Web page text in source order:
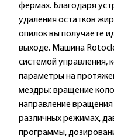
фермах. Благодаря
удаления остатков
опилок вы получаете
выходе. Машина
системой
параметры на
мездры: вращение
направление вращения
различных режимах,
программы,